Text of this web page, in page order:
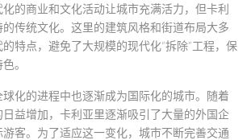
的商业和文化活动让城市充满活力，但卡利
传统文化。这里的建筑风格和街道布局大多
特点，避免了大规模的现代化“拆除”工程，保
。
化的进程中也逐渐成为国际化的城市。随着
益增加，卡利亚里逐渐吸引了大量的外国企
客。为了适应这一变化，城市不断完善交通